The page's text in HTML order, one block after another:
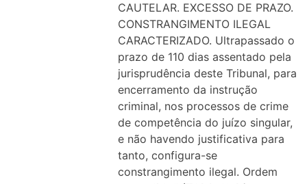
CAUTELAR. EXCESSO DE PRAZO.
CONSTRANGIMENTO ILEGAL
CARACTERIZADO. Ultrapassado o
prazo de 110 dias assentado pela
jurisprudência deste Tribunal, para
encerramento da instrução
criminal, nos processos de crime
de competência do juízo singular,
e não havendo justificativa para
tanto, configura-se
constrangimento ilegal. Ordem